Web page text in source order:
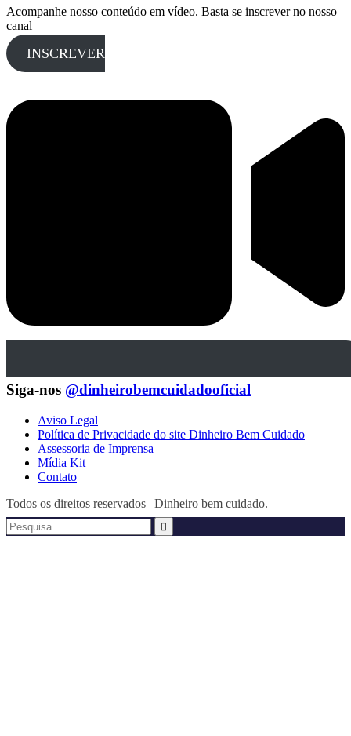
Acompanhe nosso conteúdo em vídeo. Basta se inscrever no nosso
canal
INSCREVER
Siga-nos @dinheirobemcuidadooficial
Aviso Legal
Política de Privacidade do site Dinheiro Bem Cuidado
Assessoria de Imprensa
Mídia Kit
Contato
Todos os direitos reservados | Dinheiro bem cuidado.